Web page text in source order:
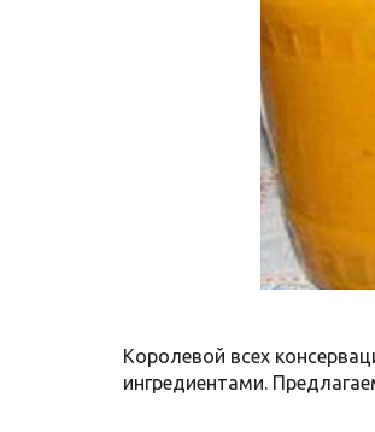
Королевой всех
ингредиентами.